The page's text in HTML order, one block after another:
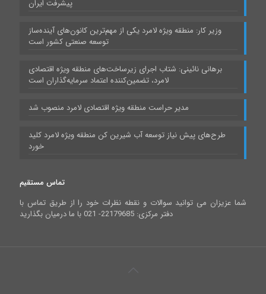
پیشرفت ایران
وزیر کار: منطقه ویژه لامرد یکی از مهم‌ترین کانون‌های آینده‌ساز
توسعه صنعتی کشور است
برهانی نائینی: شتاب اجرای زیرساخت‌های منطقه ویژه اقتصادی
لامرد، تضمین‌کننده اعتماد سرمایه‌گذاران است
مدیر حراست منطقه ویژه اقتصادی لامرد منصوب شد
طرح‌های پیش نیاز توسعه آب شیرین کن منطقه ویژه لامرد کلید
خورد
تماس مستقیم
شما عزیزان می توانید سوالات و نقطه نظرات خود را از طریق تماس با
دفتر مرکزی: 22179685- 021 با ما درمیان بگذارید